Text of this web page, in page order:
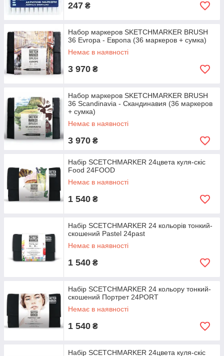
247 ₴
Набор маркеров SKETCHMARKER BRUSH
36 Evropa - Европа (36 маркеров + сумка)
Немає в наявності
3 970 ₴
Набор маркеров SKETCHMARKER BRUSH
36 Scandinavia - Скандинавия (36 маркеров
+ сумка)
Немає в наявності
3 970 ₴
Набір SCETCHMARKER 24цвета куля-скіс
Food 24FOOD
Немає в наявності
1 540 ₴
Набір SCETCHMARKER 24 кольорів тонкий-
скошений Pastel 24past
Немає в наявності
1 540 ₴
Набір SCETCHMARKER 24 кольору тонкий-
скошений Портрет 24PORT
Немає в наявності
1 540 ₴
Набір SCETCHMARKER 24цвета куля-скіс